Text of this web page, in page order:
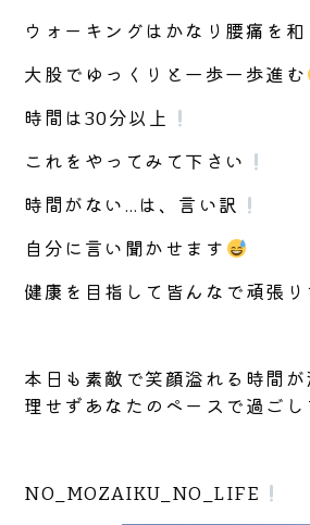
ウォーキングはかなり腰痛を和
大股でゆっくりと一歩一歩進む
時間は30分以上
これをやってみて下さい
時間がない…は、言い訳
自分に言い聞かせます
健康を目指して皆んなで頑張り
本日も素敵で笑顔溢れる時間
理せずあなたのペースで過ごし
NO_MOZAIKU_NO_LIFE